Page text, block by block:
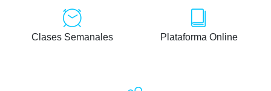
Clases Semanales Plataforma Online